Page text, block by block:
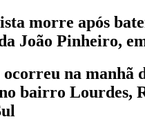
morre após
João Pinheiro,
na manhã
bairro Lourdes,